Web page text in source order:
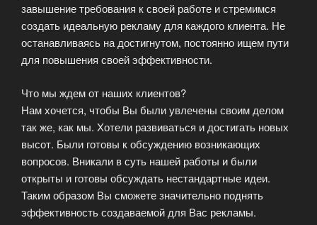
завышение требования к своей работе и стремимся
создать идеальную рекламу для каждого клиента. Не
останавливаясь на достигнутом, постоянно ищем пути
для повышения своей эффективности.
Что мы ждем от наших клиентов?
Нам хочется, чтобы Вы были увлечены своим делом
так же, как мы. Хотели развиваться и достигать новых
высот. Были готовы к обсуждению возникающих
вопросов. Вникали в суть нашей работы и были
открыты и готовы обсуждать нестандартные идеи.
Таким образом Вы сможете значительно поднять
эффективность создаваемой для Вас рекламы.